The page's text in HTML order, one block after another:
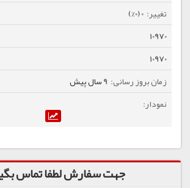
0 (0%)
10970
10970
9 سال پیش
جهت سفارش لطفا تماس